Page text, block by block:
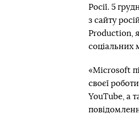
Росії. 5
з сайту
Production,
соціальних
«Microsoft
своєї
YouTube, а